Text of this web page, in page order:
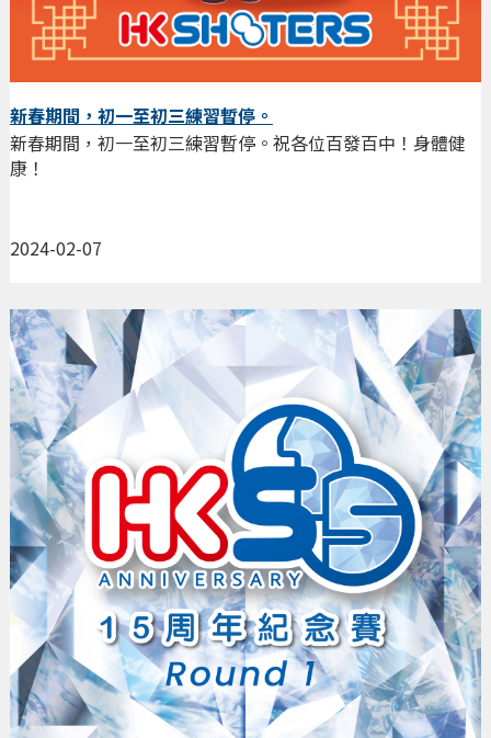
新春期間，初一至初三練習暫停。
2024-02-07
新春期間，初一至初三練習暫停。祝各位百發百中！身體健
康！